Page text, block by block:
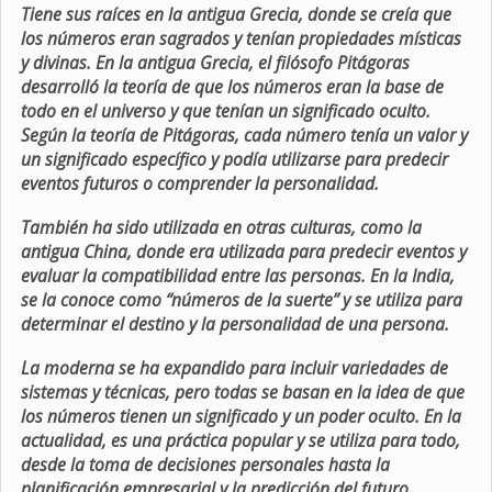
Tiene sus raíces en la antigua Grecia, donde se creía que
los números eran sagrados y tenían propiedades místicas
y divinas. En la antigua Grecia, el filósofo Pitágoras
desarrolló la teoría de que los números eran la base de
todo en el universo y que tenían un significado oculto.
Según la teoría de Pitágoras, cada número tenía un valor y
un significado específico y podía utilizarse para predecir
eventos futuros o comprender la personalidad.
También ha sido utilizada en otras culturas, como la
antigua China, donde era utilizada para predecir eventos y
evaluar la compatibilidad entre las personas. En la India,
se la conoce como “números de la suerte” y se utiliza para
determinar el destino y la personalidad de una persona.
La moderna se ha expandido para incluir variedades de
sistemas y técnicas, pero todas se basan en la idea de que
los números tienen un significado y un poder oculto. En la
actualidad, es una práctica popular y se utiliza para todo,
desde la toma de decisiones personales hasta la